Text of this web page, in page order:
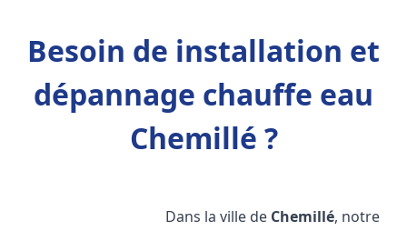
Besoin de installation et
dépannage chauffe eau
Chemillé ?
Dans la ville de Chemillé, notre